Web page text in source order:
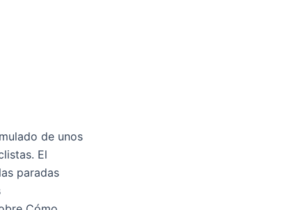
de unos
El
paradas